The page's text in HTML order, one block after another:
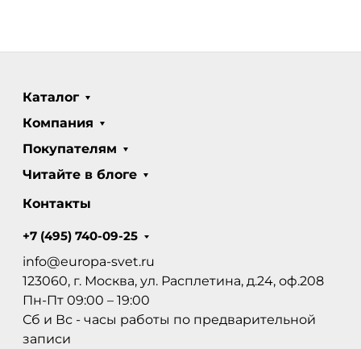
Каталог
Компания
Покупателям
Читайте в блоге
Контакты
+7 (495) 740-09-25
info@europa-svet.ru
123060, г. Москва, ул. Расплетина, д.24, оф.208
Пн-Пт 09:00 – 19:00
Сб и Вс - часы работы по предварительной
записи